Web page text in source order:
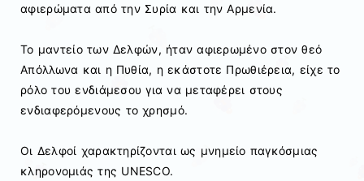
αφιερώματα από την Συρία και την Αρμενία.
Το μαντείο των Δελφών, ήταν αφιερωμένο στον θεό
Απόλλωνα και η Πυθία, η εκάστοτε Πρωθιέρεια, είχε το
ρόλο του ενδιάμεσου για να μεταφέρει στους
ενδιαφερόμενους το χρησμό.
Οι Δελφοί χαρακτηρίζονται ως μνημείο παγκόσμιας
κληρονομιάς της UNESCO.